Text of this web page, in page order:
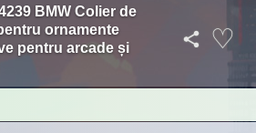
BMW Colier de
ornamente
pentru arcade și